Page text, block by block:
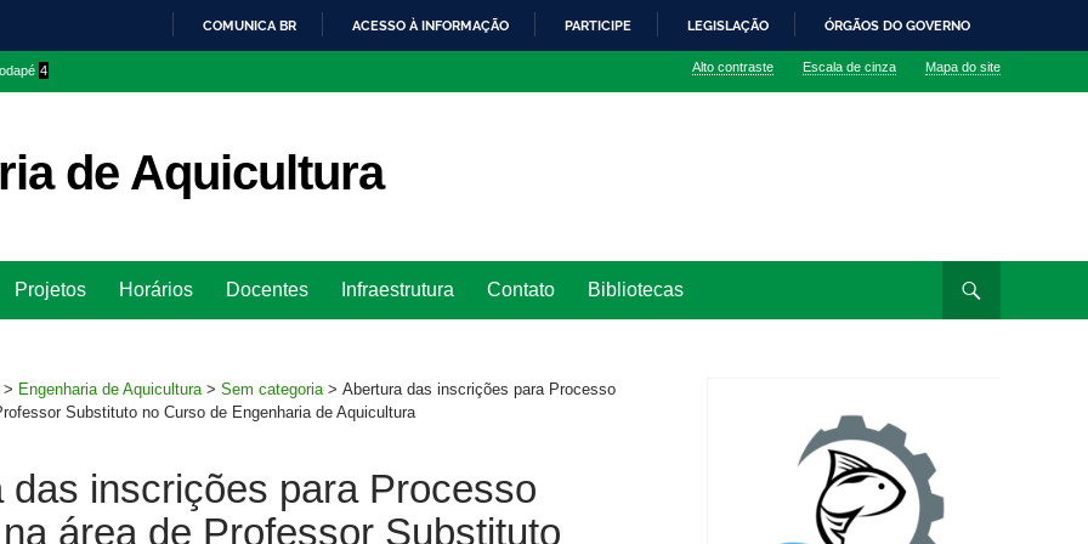
O
COMUNICA BR ACESSO À INFORMAÇÃO PARTICIPE LEGISLAÇÃO ÓRGÃOS DO GOVERNO
4 Alto contraste Escala de cinza Mapa do site
de Aquicultura
para
Projetos Horários Docentes Infraestrutura Contato Bibliotecas
> Engenharia de Aquicultura > Sem categoria > Abertura das inscrições para Processo
Substituto no Curso de Engenharia de Aquicultura
das inscrições para Processo
área de Professor Substituto